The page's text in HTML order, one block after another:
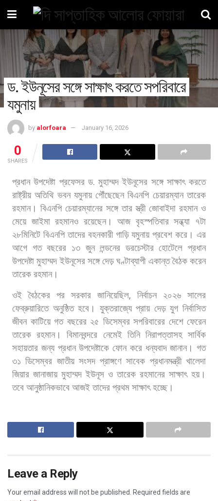
ড. ইউনূসের সঙ্গে সাক্ষাৎ করতে সপরিবারে
যমুনায়
by alorfoara January 16, 2026
0
SHARES
প্রধান উপদেষ্টা প্রফেসর ড. মুহাম্মদ ইউনূসের সঙ্গে সাক্ষাৎ করতে
রাষ্ট্রীয় অতিথি ভবন যমুনায় পৌঁছেছেন বিএনপি চেয়ারম্যান তারেক
রহমান। বিএনপি চেয়ারম্যানের সঙ্গে তার স্ত্রী জোবাইদা রহমান ও
মেয়ে জাইমা রহমানও রয়েছেন। আজ বৃহস্পতিবার সন্ধ্যা
৭টা
২৮মিনিটে বিএনপি তাদের বহনকারী গাড়ি যমুনায় প্রবেশ করে। এর
আগে গত বছরের ১৩ জুন লন্ডনের ডরচেস্টার হোটেলে প্রধান
উপদেষ্টা মুহাম্মদ ইউনূসের সঙ্গে দেড় ঘণ্টাব্যাপী একান্ত বৈঠক করেন
তারেক রহমান।
ওই বৈঠকের পর সরকার জানিয়েছিল, নির্বাচন ২০২৬
সালের
ফেব্রুয়ারিতে অনুষ্ঠিত হবে। যুক্তরাজ্যে প্রায় দেড় যুগ নির্বাসিত
জীবন কাটিয়ে গত বছরের ২৫ ডিসেম্বর সপরিবারের দেশে ফেরেন
তারেক রহমান। বিমানবন্দরে নেমেই তিনি নিরাপত্তাসহ সার্বিক
সহায়তার জন্য প্রধান উপদেষ্টাকে ফোন করে ধন্যবাদ জানান। গত
৩১ ডিসেম্বর জাতীয় সংসদ প্রাঙ্গণে সাবেক প্রধানমন্ত্রী খালেদা
জিয়ার জানাজায় মুহাম্মদ ইউনূস ও তারেক রহমানের সাক্ষাৎ হয়।
তবে আনুষ্ঠানিকভাবে আজই তাদের প্রথম সাক্ষাৎ হচ্ছে।
Leave a Reply
Your email address will not be published.
Required fields are